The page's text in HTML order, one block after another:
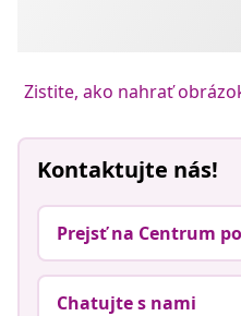
Zistite, ako nahrať
Kontaktujte nás!
Prejsť na Centrum
Chatujte s nami